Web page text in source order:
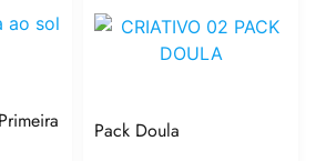
Pack Doula